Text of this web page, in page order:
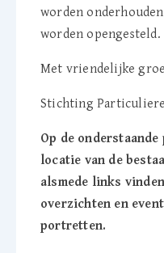
worden
worden opengesteld.
Met vriendelijke
Stichting
Op de
locatie van de
alsmede links
overzichten en
portretten.